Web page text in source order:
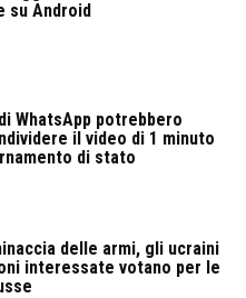
su Android
WhatsApp potrebbero
il video di 1 minuto
di stato
delle armi, gli ucraini
interessate votano per le